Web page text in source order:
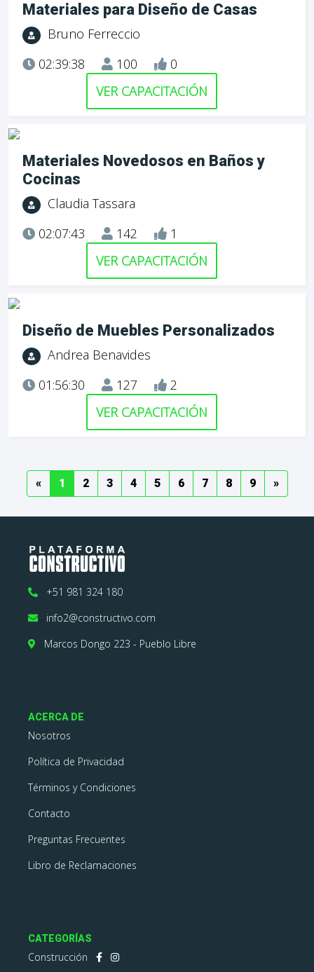
Materiales para Diseño de Casas
Bruno Ferreccio
02:39:38
100
0
VER CAPACITACIÓN
Materiales Novedosos en Baños y
Cocinas
Claudia Tassara
02:07:43
142
1
VER CAPACITACIÓN
Diseño de Muebles Personalizados
Andrea Benavides
01:56:30
127
2
VER CAPACITACIÓN
«Previous
1 (current)
2(current)
3(current)
4(current)
5(current)
6(current)
7(current)
8(current)
9(current)
»Next
+51 981 324 180
info2@constructivo.com
Marcos Dongo 223 - Pueblo Libre
ACERCA DE
Nosotros
Política de Privacidad
Términos y Condiciones
Contacto
Preguntas Frecuentes
Libro de Reclamaciones
CATEGORÍAS
Construcción